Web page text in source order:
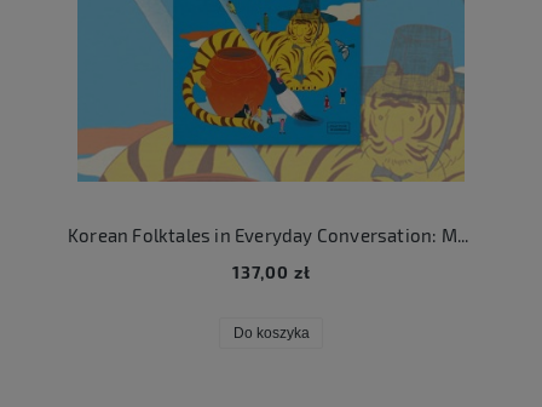
Korean Folktales in Everyday Conversation: Must-Know Stories for Korean Learners
137,00 zł
Do koszyka